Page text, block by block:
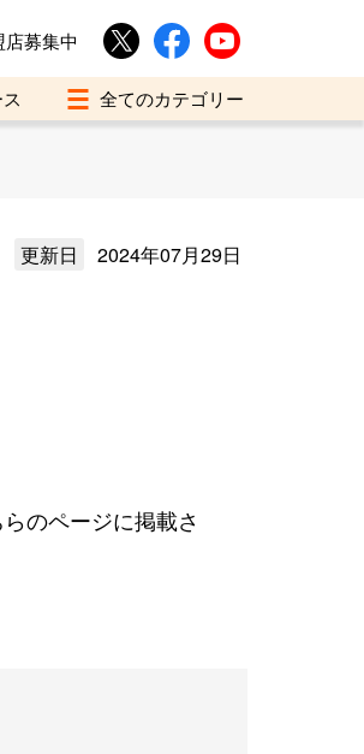
店募集中
更新日 2024年07月29日
のページに掲載さ